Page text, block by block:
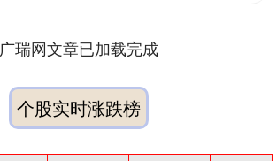
广瑞网文章已加载完成
个股实时涨跌榜